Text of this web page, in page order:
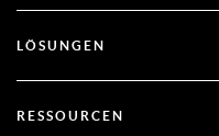
SecurID
LÖSUNGEN
RESSOURCEN